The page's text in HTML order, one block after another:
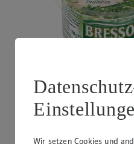
Angebot:
0.99
Festpreis von
natur oder Kräuter,
Wir setzen Cookies und